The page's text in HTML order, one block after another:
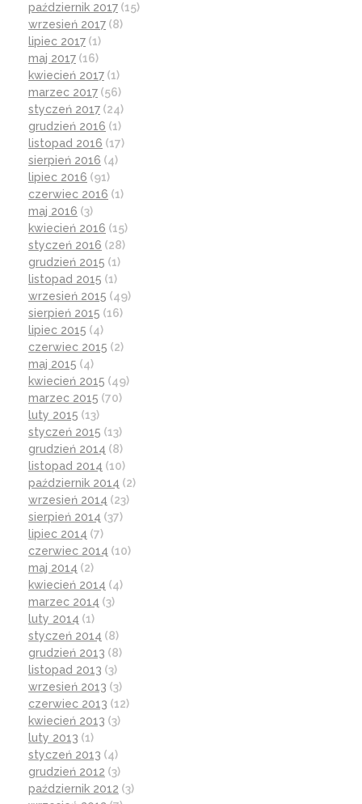
październik 2017 (15)
wrzesień 2017 (8)
lipiec 2017 (1)
maj 2017 (16)
kwiecień 2017 (1)
marzec 2017 (56)
styczeń 2017 (24)
grudzień 2016 (1)
listopad 2016 (17)
sierpień 2016 (4)
lipiec 2016 (91)
czerwiec 2016 (1)
maj 2016 (3)
kwiecień 2016 (15)
styczeń 2016 (28)
grudzień 2015 (1)
listopad 2015 (1)
wrzesień 2015 (49)
sierpień 2015 (16)
lipiec 2015 (4)
czerwiec 2015 (2)
maj 2015 (4)
kwiecień 2015 (49)
marzec 2015 (70)
luty 2015 (13)
styczeń 2015 (13)
grudzień 2014 (8)
listopad 2014 (10)
październik 2014 (2)
wrzesień 2014 (23)
sierpień 2014 (37)
lipiec 2014 (7)
czerwiec 2014 (10)
maj 2014 (2)
kwiecień 2014 (4)
marzec 2014 (3)
luty 2014 (1)
styczeń 2014 (8)
grudzień 2013 (8)
listopad 2013 (3)
wrzesień 2013 (3)
czerwiec 2013 (12)
kwiecień 2013 (3)
luty 2013 (1)
styczeń 2013 (4)
grudzień 2012 (3)
październik 2012 (3)